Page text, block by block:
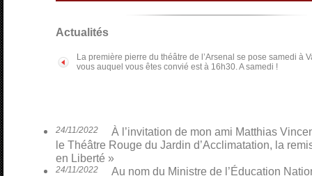
Actualités
La première pierre du théâtre de l’Arsenal se pose samedi à
vous auquel vous êtes convié est à 16h30. A samedi !
24/11/2022
À l’invitation de mon ami Matthias
le Théâtre Rouge du Jardin d’Acclimatation, la
en Liberté »
24/11/2022
Au nom du Ministre de l’Éducation